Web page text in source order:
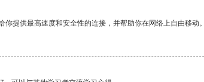
你提供最高速度和安全性的连接，并帮助你在网络上自由移动。